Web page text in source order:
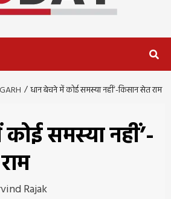
धान बेचने में कोई समस्या नहीं’-किसान सेत राम
समस्या नहीं’-
Rajak